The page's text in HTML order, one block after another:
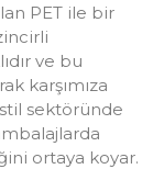
PET ile bir
ve bu
karşımıza
sektöründe
ortaya koyar.